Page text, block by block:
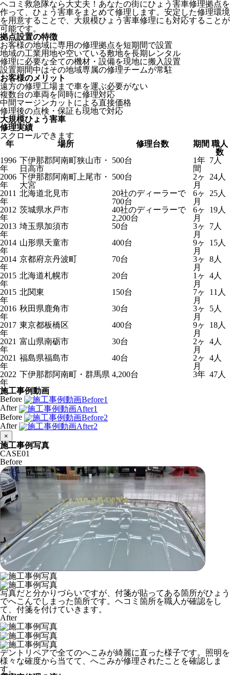
ヘコミ救急隊なら大丈夫！あなたの街にひょう害車修理拠点を
作って、ひょう害車をまとめて修理します。安定した修理環境
を用意することで、大規模ひょう害車修理にも対応することが
可能です。
拠点設置の特徴
お客様の地域に専用の修理拠点を短期間で設置
地域の工業用地や空いている敷地を長期レンタル
修理に必要な全ての機材・設備を現地に搬入設置
設置期間中はその地域専属の修理チームが常駐
お客様のメリット
遠方の修理工場まで車を運ぶ必要がない
複数台の車両を同時に修理対応
中間マージンカットによる直接価格
修理後の点検・保証も現地で対応
大規模ひょう害車
修理実績
スクロールできます
年
場所 修理台数 期間 職人
数
1996
年
下伊那郡阿南町狭山市・
日高市
500台
1年
間
7人
2006
年
下伊那郡阿南町上尾市・
大宮
500台
2ヶ
月
24人
2011
年
北海道北見市
20社のディーラーで
700台
6ヶ
月
25人
2012
年
茨城県水戸市
40社のディーラーで
2,200台
6ヶ
月
19人
2013
年
埼玉県加須市 50台
3ヶ
月
7人
2014
年
山形県天童市 400台
9ヶ
月
15人
2014
年
京都府京丹波町 70台
3ヶ
月
8人
2015
年
北海道札幌市 20台
1ヶ
月
4人
2015
年
北関東 150台
7ヶ
月
11人
2016
年
秋田県鹿角市 30台
3ヶ
月
5人
2017
年
東京都板橋区 400台
9ヶ
月
18人
2021
年
富山県南砺市 30台
2ヶ
月
4人
2021
年
福島県福島市 40台
2ヶ
月
4人
2022
年
下伊那郡阿南町・群馬県 4,200台 3年 47人
施工事例動画
Before
After
Before
After
×
施工事例写真
CASE01
Before
写真だと分かりづらいですが、付箋が貼ってある箇所がひょう
でへこんでしまった箇所です。ヘコミ箇所を職人が確認をし
て、付箋を付けていきます。
After
デントリペアで全てのへこみが綺麗に直った様子です。照明を
様々な確度から当てて、へこみが修理されたことを確認しま
す。